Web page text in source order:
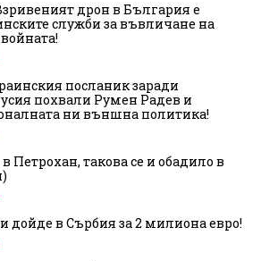
дрон в България е
служби за въвличане на
посланик заради
похвали Румен Радев и
ни външна политика!
Петрохан, такова се и обадило в
дойде в Сърбия за 2 милиона евро!